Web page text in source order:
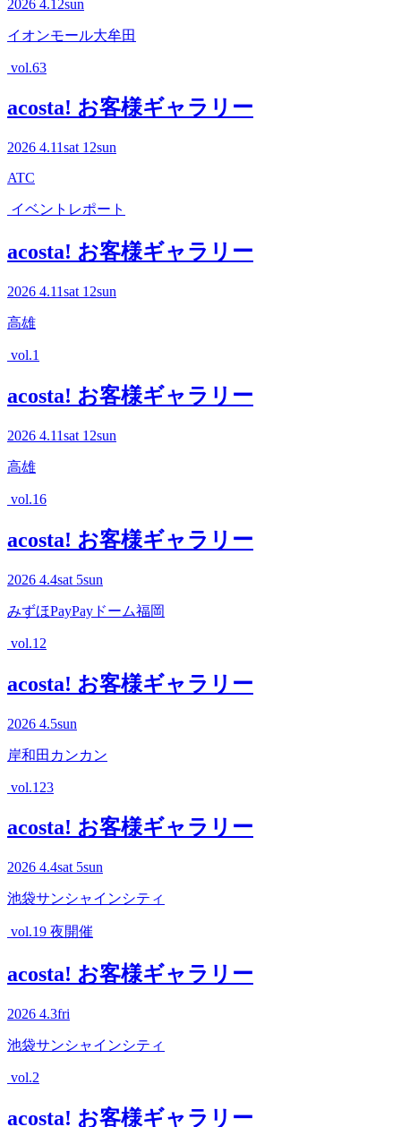
2026 4.12sun
イオンモール大牟田
vol.63
acosta! お客様ギャラリー
2026 4.11sat 12sun
ATC
イベントレポート
acosta! お客様ギャラリー
2026 4.11sat 12sun
高雄
vol.1
acosta! お客様ギャラリー
2026 4.11sat 12sun
高雄
vol.16
acosta! お客様ギャラリー
2026 4.4sat 5sun
みずほPayPayドーム福岡
vol.12
acosta! お客様ギャラリー
2026 4.5sun
岸和田カンカン
vol.123
acosta! お客様ギャラリー
2026 4.4sat 5sun
池袋サンシャインシティ
vol.19 夜開催
acosta! お客様ギャラリー
2026 4.3fri
池袋サンシャインシティ
vol.2
acosta! お客様ギャラリー